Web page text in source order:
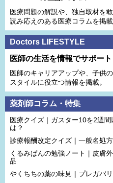
医療問題の解説や、独⾃取材を
読み応えのある医療コラムを掲載
Doctors LIFESTYLE
医師の生活を情報でサポート
医師のキャリアアップや、子供
スタイルに役立つ情報を掲載。
薬剤師コラム・特集
医療クイズ｜ガスター10を2週
は？
診療報酬改定クイズ｜一般名処
くるみぱんの勉強ノート｜皮膚
品
やくちちの薬の味見｜プレガバ